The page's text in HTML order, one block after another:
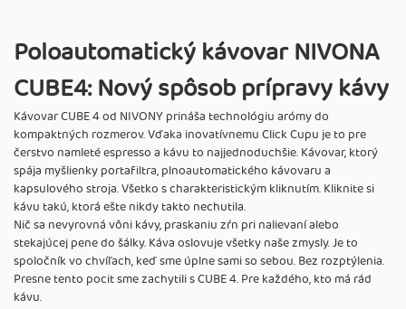
Poloautomatický kávovar NIVONA
CUBE4: Nový spôsob prípravy kávy
Kávovar CUBE 4 od NIVONY prináša technológiu arómy do
kompaktných rozmerov. Vďaka inovatívnemu Click Cupu je to pre
čerstvo namleté espresso a kávu to najjednoduchšie. Kávovar, ktorý
spája myšlienky portafiltra, plnoautomatického kávovaru a
kapsulového stroja. Všetko s charakteristickým kliknutím. Kliknite si
kávu takú, ktorá ešte nikdy takto nechutila.
Nič sa nevyrovná vôni kávy, praskaniu zŕn pri nalievaní alebo
stekajúcej pene do šálky. Káva oslovuje všetky naše zmysly. Je to
spoločník vo chvíľach, keď sme úplne sami so sebou. Bez rozptýlenia.
Presne tento pocit sme zachytili s CUBE 4. Pre každého, kto má rád
kávu.